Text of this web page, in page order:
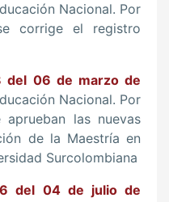
Nacional. Por
corrige el registro
del 06 de marzo de
Nacional. Por
las nuevas
de la Maestría en
Surcolombiana
del 04 de julio de